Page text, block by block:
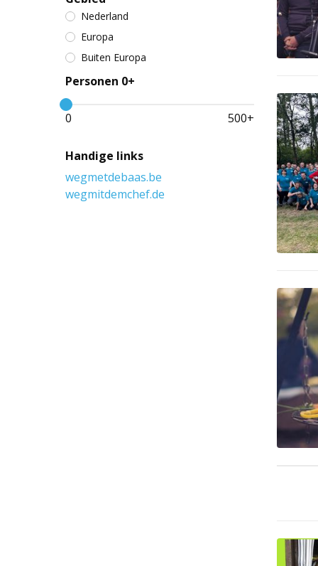
Nederland
Europa
Buiten Europa
Personen 0+
0 500+
Handige links
wegmetdebaas.be
wegmitdemchef.de